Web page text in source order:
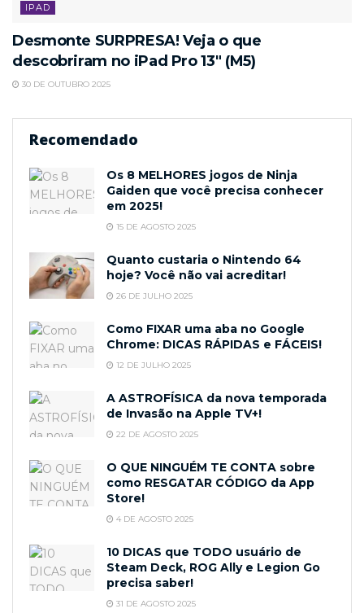
IPAD
Desmonte SURPRESA! Veja o que
descobriram no iPad Pro 13″ (M5)
30 DE OUTUBRO 2025
Recomendado
Os 8 MELHORES jogos de Ninja
Gaiden que você precisa conhecer
em 2025!
15 DE AGOSTO 2025
Quanto custaria o Nintendo 64
hoje? Você não vai acreditar!
26 DE JULHO 2025
Como FIXAR uma aba no Google
Chrome: DICAS RÁPIDAS e FÁCEIS!
12 DE JULHO 2025
A ASTROFÍSICA da nova temporada
de Invasão na Apple TV+!
22 DE AGOSTO 2025
O QUE NINGUÉM TE CONTA sobre
como RESGATAR CÓDIGO da App
Store!
4 DE AGOSTO 2025
10 DICAS que TODO usuário de
Steam Deck, ROG Ally e Legion Go
precisa saber!
31 DE AGOSTO 2025